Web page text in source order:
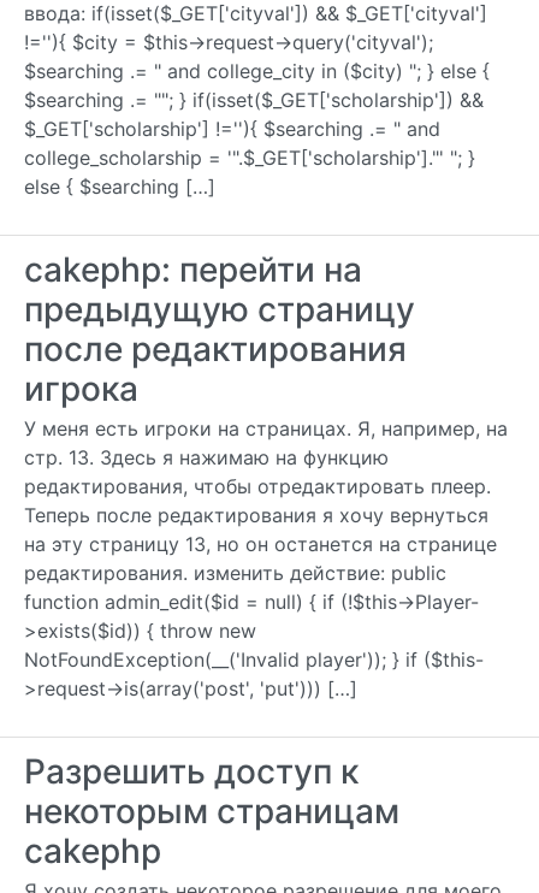
ввода: if(isset($_GET['cityval']) && $_GET['cityval']
!=''){ $city = $this->request->query('cityval');
$searching .= " and college_city in ($city) "; } else {
$searching .= ""; } if(isset($_GET['scholarship']) &&
$_GET['scholarship'] !=''){ $searching .= " and
college_scholarship = '".$_GET['scholarship']."' "; }
else { $searching […]
cakephp: перейти на
предыдущую страницу
после редактирования
игрока
У меня есть игроки на страницах. Я, например, на
стр. 13. Здесь я нажимаю на функцию
редактирования, чтобы отредактировать плеер.
Теперь после редактирования я хочу вернуться
на эту страницу 13, но он останется на странице
редактирования. изменить действие: public
function admin_edit($id = null) { if (!$this->Player-
>exists($id)) { throw new
NotFoundException(__('Invalid player')); } if ($this-
>request->is(array('post', 'put'))) […]
Разрешить доступ к
некоторым страницам
cakephp